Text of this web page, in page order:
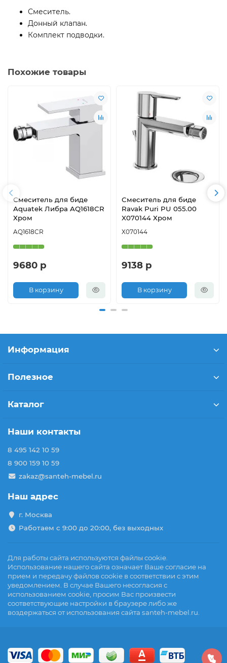
Смеситель.
Донный клапан.
Комплект подводки.
Похожие товары
Смеситель для биде
Aquatek Либра AQ1618CR
Хром
AQ1618CR
9680 р
В корзину
Смеситель для биде
Ravak Puri PU 055.00
X070144 Хром
X070144
9138 р
В корзину
Информация
Полезное
Каталог
Наши контакты
8 495 142 10 59
8 900 159 10 59
zakaz@santeh-mebel.ru
Наш адрес
г. Москва
Работаем с 9:00 до 20:00, без выходных
Для работы сайта используются файлы cookie.
Использование нашего сайта означает Ваше согласие на
прием и передачу файлов cookie в соответствии с этим
уведомлением. В случае Вашего несогласия с
использованием cookie, просим Вас произвести
соответствующие настройки в браузере либо же
воздержаться от использования сайта santeh-mebel.ru.